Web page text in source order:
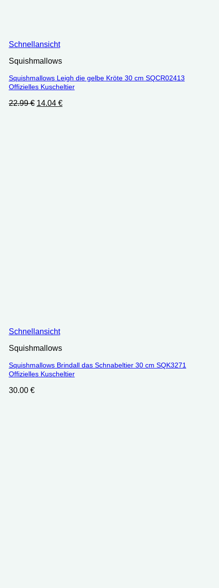
Schnellansicht
Squishmallows
Squishmallows Leigh die gelbe Kröte 30 cm SQCR02413
Offizielles Kuscheltier
22.99€ Ursprünglicher
14.04 €Aktueller
Schnellansicht
Squishmallows
Squishmallows Brindall das Schnabeltier 30 cm SQK3271
Offizielles Kuscheltier
30.00 €